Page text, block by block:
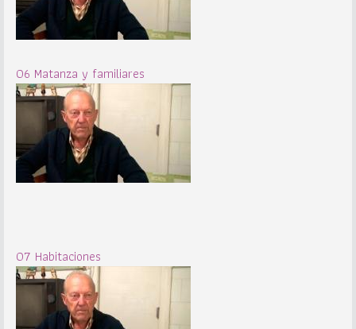
06 Matanza y familiares
07 Habitaciones